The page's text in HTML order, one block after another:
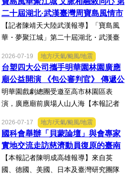
持，深感榮幸，也肩負更重大的責任，
未來將秉持初心，做好黨與地...
二十屆湖北·武漢臺灣周寶島風情市
集暨文化交流之夜在漢溫情上演
【記者陳靖天大陸武漢報導】「寶島風
華・夢聚江城」第二十屆湖北・武漢臺
灣周寶島風情市集暨文化交流之夜，7月
16日晚上在武漢武商夢時代一樓中庭溫
情上演，歌聲文脈聯結兩地，這場融美
食、文創、歌舞、匠人分享...
2026-07-19 地方/天氣/颱風/地震
台塑四大公司攜手明華園林園廣應
廟公益開演 《包公審判官》 傳遞公
義與自省精神
明華園戲劇總團受邀至高市林園區表
演，廣應廟前廣場人山人海【本報記者
陳明成高雄報導】台塑、南亞、台化及
台塑石化等四大公司邀請由當家小生孫
翠鳳領軍的明華園戲劇總團，周末晚在
高雄市林園區廣應廟公益演...
2026-07-17 地方/天氣/颱風/地震
國科會舉辦「貝蒙論壇」與會專家
實地交流走訪慈濟動員復原的臺南
楠西地震及丹娜絲風災區
【本報記者陳明成高雄報導】來自英
國、德國、美國、日本及臺灣研究團隊